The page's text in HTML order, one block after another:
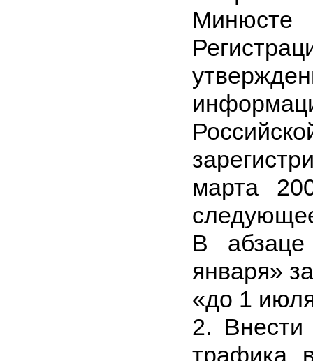
марта
В
января»
«до 1
2. Внести
трафика